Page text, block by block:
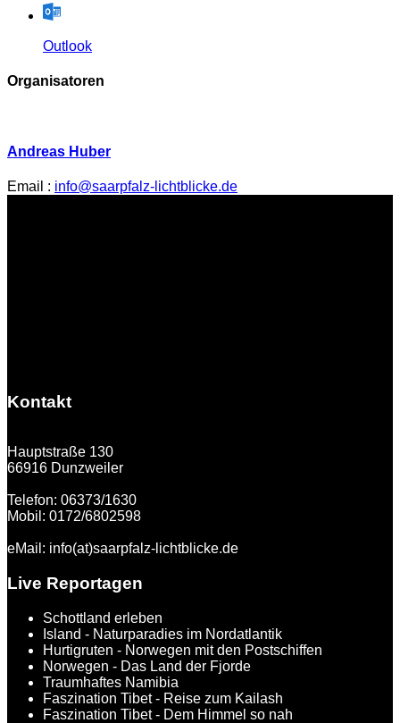
Outlook
Organisatoren
Andreas Huber
Email : info@saarpfalz-lichtblicke.de
Kontakt
Hauptstraße 130
66916 Dunzweiler
Telefon: 06373/1630
Mobil: 0172/6802598
eMail: info(at)saarpfalz-lichtblicke.de
Live Reportagen
Schottland erleben
Island - Naturparadies im Nordatlantik
Hurtigruten - Norwegen mit den Postschiffen
Norwegen - Das Land der Fjorde
Traumhaftes Namibia
Faszination Tibet - Reise zum Kailash
Faszination Tibet - Dem Himmel so nah